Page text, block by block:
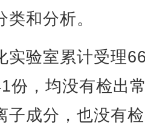
和分析。
验室累计受理
份，均没有检出
子成分，也没有